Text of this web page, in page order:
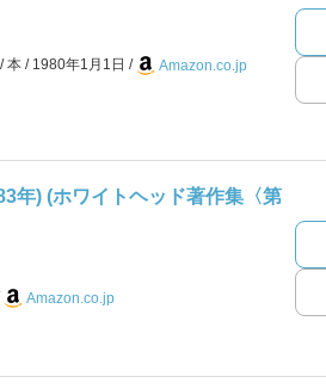
本 1980年1月1日 Amazon.co.jp
年) (ホワイトヘッド著作集〈第
Amazon.co.jp